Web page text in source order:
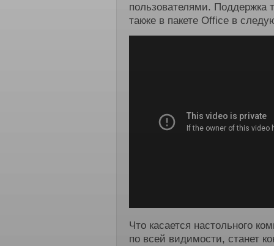
пользователями. Поддержка
также в пакете Office в
Что касается настольного
по всей видимости, станет